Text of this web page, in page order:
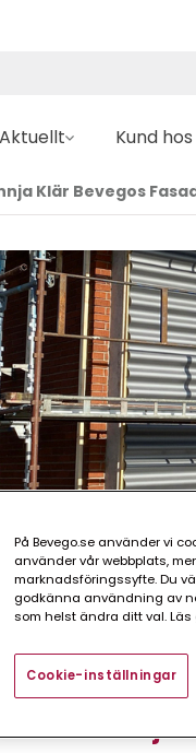
Aktuellt Kund
Klär Bevegos
från Plannja
På Bevego.se använder vi
använder vår webbplats,
marknadsföringssyfte. Du
godkänna användning av
som helst ändra ditt val.
Cookie-inställningar